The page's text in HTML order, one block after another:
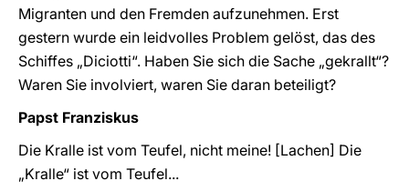
Migranten und den Fremden aufzunehmen. Erst
gestern wurde ein leidvolles Problem gelöst, das des
Schiffes „Diciotti“. Haben Sie sich die Sache „gekrallt“?
Waren Sie involviert, waren Sie daran beteiligt?
Papst Franziskus
Die Kralle ist vom Teufel, nicht meine! [Lachen] Die
„Kralle“ ist vom Teufel...